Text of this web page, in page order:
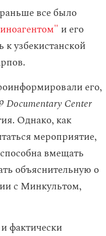
все было
и его
узбекистанской
его,
Documentary Center
Однако, как
мероприятие,
вмещать
объяснительную о
с Минкультом,
фактически